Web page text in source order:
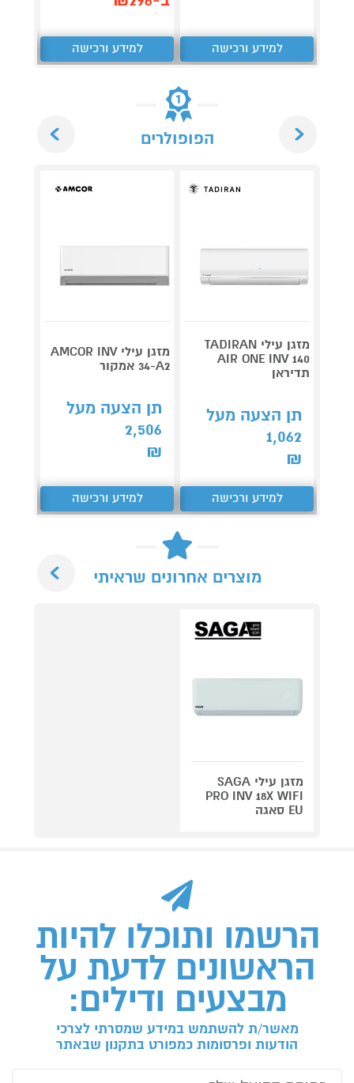
למידע ורכישה למידע ורכישה
הפופולרים
מזגן עילי TADIRAN
AIR ONE INV 140
תדיראן
תן הצעה מעל
1,062
₪
למידע ורכישה
מזגן עילי AMCOR INV
34-A2 אמקור
תן הצעה מעל
2,506
₪
למידע ורכישה
מוצרים אחרונים שראיתי
מזגן עילי SAGA
PRO INV 18X WIFI
EU סאגה
הרשמו ותוכלו להיות
הראשונים לדעת על
מבצעים ודילים:
מאשר/ת להשתמש במידע שמסרתי לצרכי
הודעות ופרסומות כמפורט בתקנון שבאתר